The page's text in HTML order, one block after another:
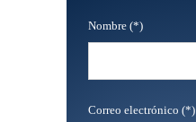
Nombre (*)
Correo electrónico (*)